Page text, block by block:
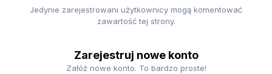
Jedynie zarejestrowani użytkownicy mogą komentować
zawartość tej strony.
Zarejestruj nowe konto
Załóż nowe konto. To bardzo proste!